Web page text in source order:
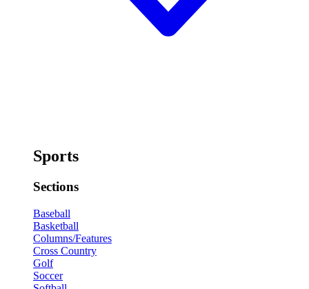
Sports
Sections
Baseball
Basketball
Columns/Features
Cross Country
Golf
Soccer